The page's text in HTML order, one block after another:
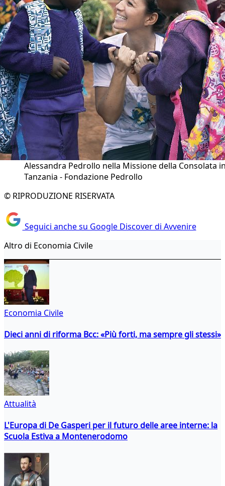
Alessandra Pedrollo nella Missione della Consolata
Tanzania - Fondazione Pedrollo
© RIPRODUZIONE RISERVATA
Seguici anche su Google Discover di Avvenire
Altro di Economia Civile
Economia Civile
Dieci anni di riforma Bcc: «Più forti, ma sempre gli stessi»
Attualità
L'Europa di De Gasperi per il futuro delle aree interne: la
Scuola Estiva a Montenerodomo